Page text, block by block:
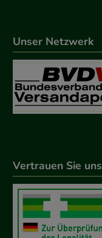
Unser Netzwerk
Vertrauen Sie uns